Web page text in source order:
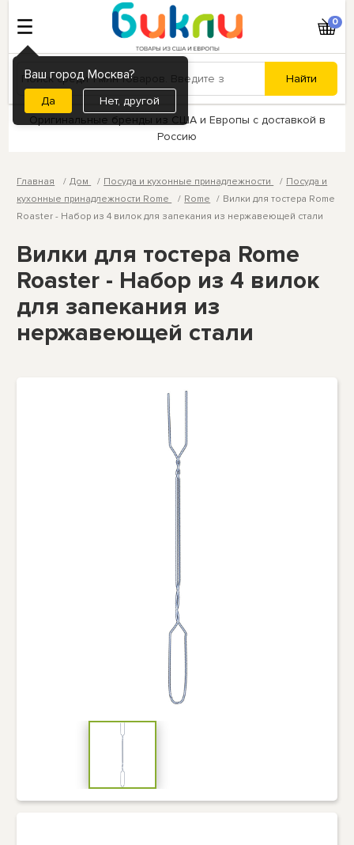
Ваш город Москва?
Нет, другой
0
Оригинальные бренды из США и Европы с доставкой в
Россию
Главная Дом Посуда и кухонные принадлежности
Посуда и
кухонные принадлежности Rome
Rome
Вилки для тостера Rome
Roaster - Набор из 4 вилок для запекания из нержавеющей стали
Вилки для тостера Rome
Roaster - Набор из 4 вилок
для запекания из
нержавеющей стали